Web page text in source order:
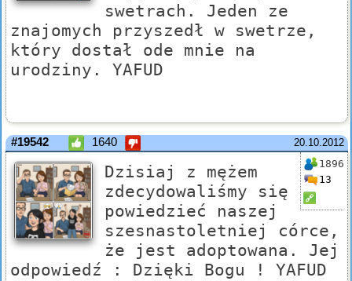
swetrach. Jeden ze
znajomych przyszedł w swetrze,
który dostał ode mnie na
urodziny. YAFUD
20.10.2012
#19542 1640
1896
13
Dzisiaj z mężem
zdecydowaliśmy się
powiedzieć naszej
szesnastoletniej córce,
że jest adoptowana. Jej
odpowiedź : Dzięki Bogu ! YAFUD